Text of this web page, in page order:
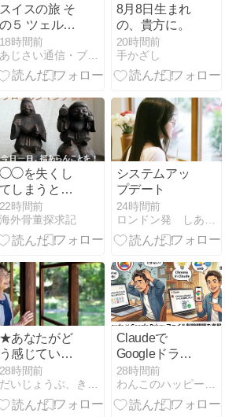
スイスの旅 そ
の５ ツェルマ
ットからバス
でモンブラン
光
18時間前
あじさい通信・ブログ版
8月8日生まれ
の、貴方に。
20時間前
手かざし
◯◯を失くし
てしまうと、
老化していく
のみ。童化計
22時間前
海外骨董探求記
システムアッ
プデート
24時間前
★あなたがど
う感じている
か。
28時間前
Claudeで
Googleドライ
ブを使うな？
28時間前